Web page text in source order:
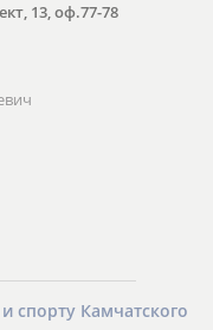
13, оф.77-78
спорту Камчатского